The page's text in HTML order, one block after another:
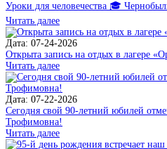
Уроки для человечества 🎓
Читать далее
Дата: 07-24-2026
Открыта запись на отдых в лагере
Читать далее
Дата: 07-22-2026
Сегодня свой 90-летний юбилей
Трофимовна!
Читать далее